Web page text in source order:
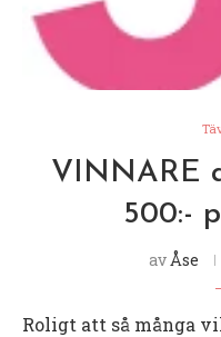
VINNARE
500:-
av Åse
Roligt att så många